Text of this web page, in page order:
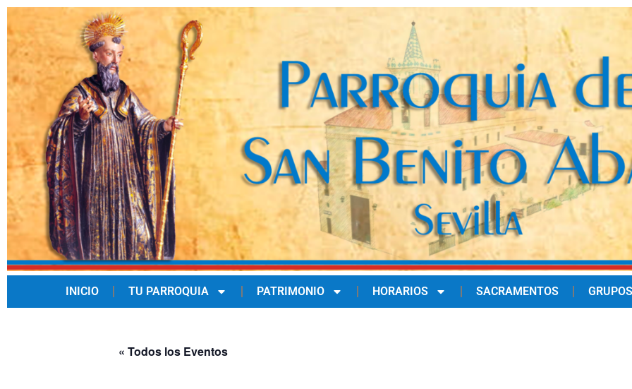
INICIO TU PARROQUIA PATRIMONIO HORARIOS SACRAMENTOS
« Todos los Eventos